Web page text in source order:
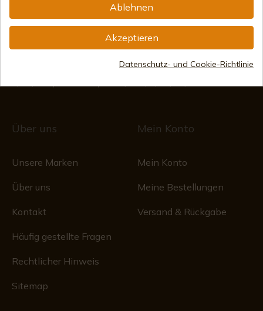
Montag bis Freitag von 09:00 bis 15:00 Uhr
(Außer an Feiertagen)
1/28/578, Folio 242, 2003/670/N/07/08/2003
Über uns
Unsere Marken
Über uns
Kontakt
Häufig gestellte Fragen
Rechtlicher Hinweis
Sitemap
Mein Konto
Mein Konto
Meine Bestellungen
Versand & Rückgabe
Ablehnen
Akzeptieren
Datenschutz- und Cookie-Richtlinie